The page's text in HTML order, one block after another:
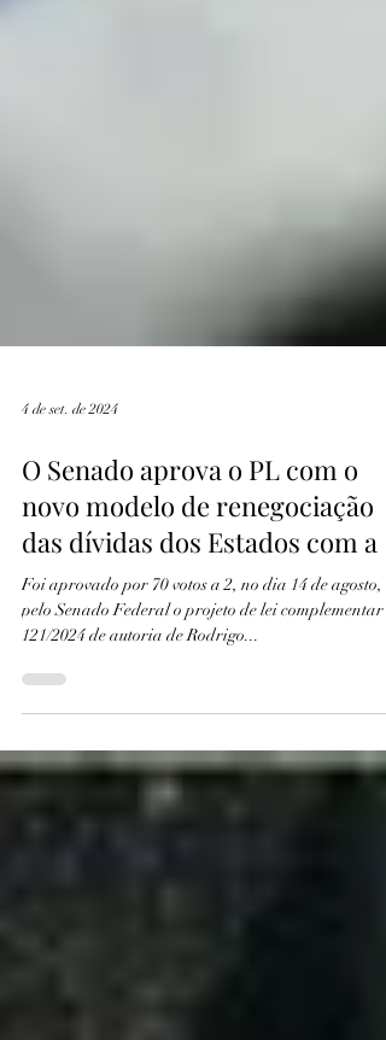
4 de set. de 2024
O Senado aprova o PL com o
novo modelo de renegociação
das dívidas dos Estados com a
Foi aprovado por 70 votos a 2, no dia 14 de agosto,
pelo Senado Federal o projeto de lei complementar